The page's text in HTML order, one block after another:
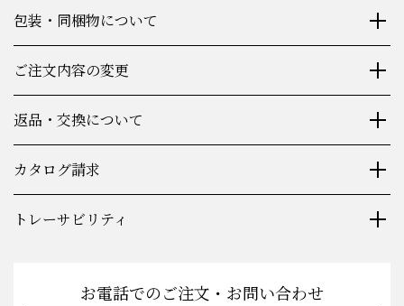
包装・同梱物について
ご注文内容の変更
返品・交換について
カタログ請求
トレーサビリティ
お電話でのご注文・お問い合わせ